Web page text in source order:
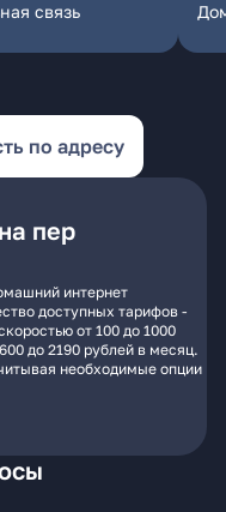
связь
по адресу
пер
интернет
доступных тарифов -
от 100 до 1000
до 2190 рублей в месяц.
необходимые опции